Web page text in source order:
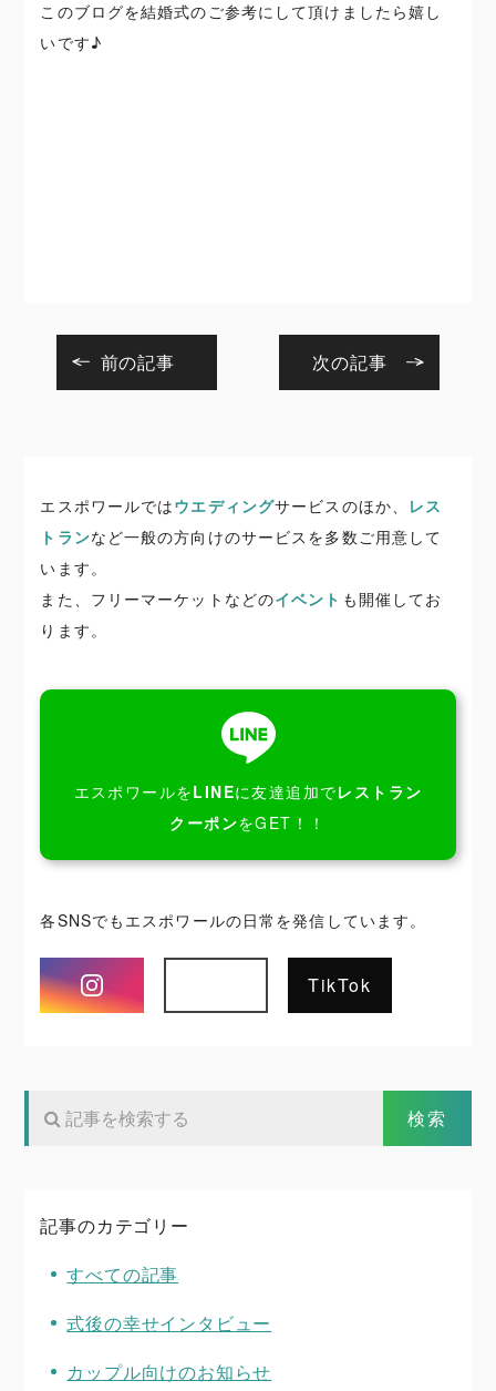
このブログを結婚式のご参考にして頂けましたら嬉し
いです♪
前の記事 次の記事
エスポワールではウエディングサービスのほか、 レス
トランなど一般の方向けのサービスを多数ご用意して
います。
また、フリーマーケットなどのイベント も開催してお
ります。
エスポワールをLINEに友達追加でレストラン
クーポンをGET！！
各SNSでもエスポワールの日常を発信しています。
Instagram
TikTok
記事のカテゴリー
すべての記事
式後の幸せインタビュー
カップル向けのお知らせ